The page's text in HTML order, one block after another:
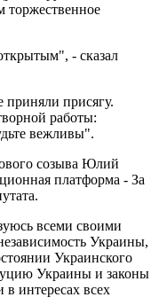
торжественное
- сказал
приняли присягу.
работы:
вежливы".
созыва Юлий
платформа - За
всеми своими
Украины,
Украинского
Украины и законы
интересах всех